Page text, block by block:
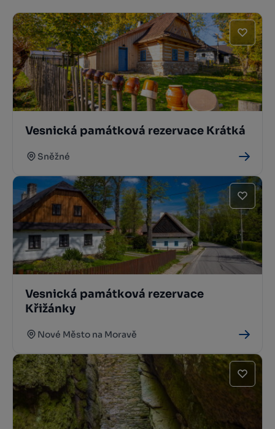
Vesnická památková rezervace Krátká
Sněžné
Vesnická památková rezervace
Křižánky
Nové Město na Moravě